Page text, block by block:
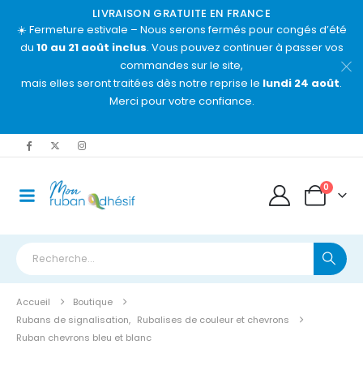
LIVRAISON GRATUITE EN FRANCE
☀️ Fermeture estivale – Nous serons fermés pour congés d’été
du 10 au 21 août inclus. Vous pouvez continuer à passer vos
commandes sur le site,
mais elles seront traitées dès notre reprise le lundi 24 août.
Merci pour votre confiance.
0
Accueil
Boutique
Rubans de signalisation, Rubalises de couleur et chevrons
Ruban chevrons bleu et blanc